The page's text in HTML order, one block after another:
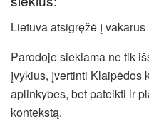
Lietuva atsigręžė į
Parodoje siekiama ne tik
įvykius, įvertinti Klaipėdos
aplinkybes, bet pateikti ir
kontekstą.